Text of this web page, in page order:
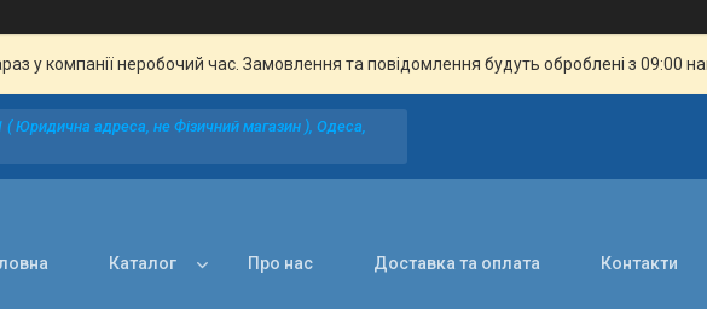
у компанії неробочий час. Замовлення та повідомлення будуть оброблені з 09:00
адреса, не Фізичний магазин ), Одеса,
Каталог Про нас Доставка та оплата Контакти